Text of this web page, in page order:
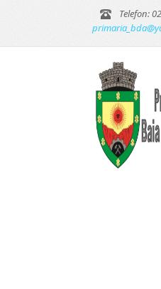
Telefon: